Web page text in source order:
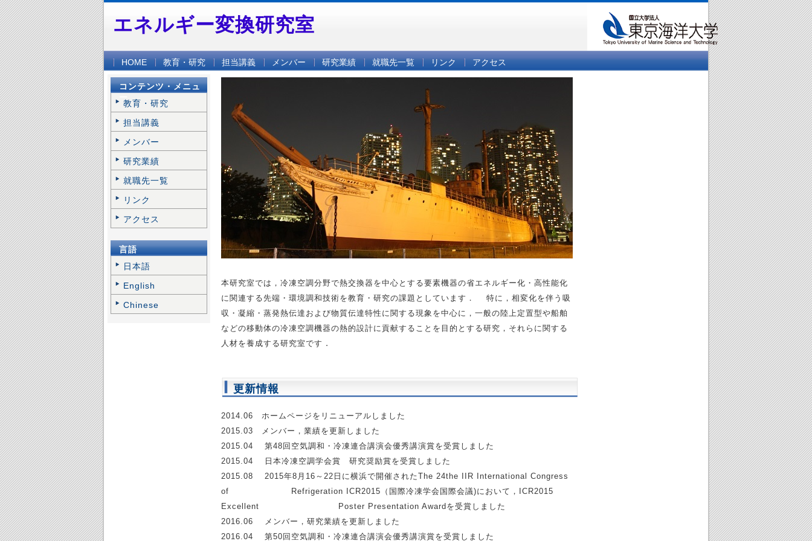
エネルギー変換研究室
HOME 教育・研究 担当講義 メンバー 研究業績 就職先一覧 リンク アクセス
本研究室では，冷凍空調分野で熱交換器を中心とする要素機器の省エネルギー化・高性能化
に関連する先端・環境調和技術を教育・研究の課題としています． 特に，相変化を伴う吸
収・凝縮・蒸発熱伝達および物質伝達特性に関する現象を中心に，一般の陸上定置型や船舶
などの移動体の冷凍空調機器の熱的設計に貢献することを目的とする研究，それらに関する
人材を養成する研究室です ．
更新情報
2014.06 ホームページをリニューアルしました
2015.03 メンバー，業績を更新しました
2015.04 第48回空気調和・冷凍連合講演会優秀講演賞を受賞しました
2015.04 日本冷凍空調学会賞 研究奨励賞を受賞しました
2015.08 2015年8月16～22日に横浜で開催されたThe 24the IIR International Congress
of Refrigeration ICR2015（国際冷凍学会国際会議)において，ICR2015
Excellent Poster Presentation Awardを受賞しました
2016.06 メンバー，研究業績を更新しました
2016.04 第50回空気調和・冷凍連合講演会優秀講演賞を受賞しました
コンテンツ・メニュ
ー
教育・研究
担当講義
メンバー
研究業績
就職先一覧
リンク
アクセス
言語
日本語
English
Chinese